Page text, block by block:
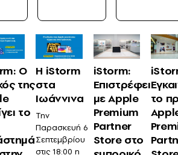
Ο
της
το
Η iStorm
στα
Ιωάννινα
Την
Παρασκευή 6
Σεπτεμβρίου
στις 18:00 η
iStorm:
Επιστρέφει
με Apple
Premium
Partner
Store στο
το